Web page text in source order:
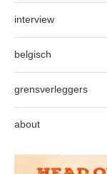
interview
belgisch
grensverleggers
about